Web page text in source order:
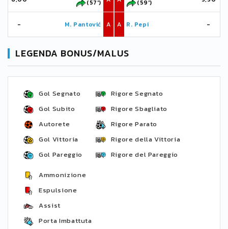
(57')
- M. Pantović A
(59')
A R. Pepi -
LEGENDA BONUS/MALUS
Gol Segnato
Gol Subito
Autorete
Gol Vittoria
Gol Pareggio
Rigore Segnato
Rigore Sbagliato
Rigore Parato
Rigore della Vittoria
Rigore del Pareggio
Ammonizione
Espulsione
Assist
Porta Imbattuta